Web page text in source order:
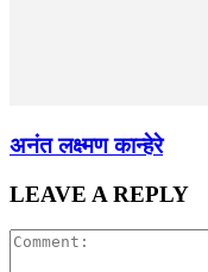
अनंत लक्ष्मण कान्हेरे
LEAVE A REPLY